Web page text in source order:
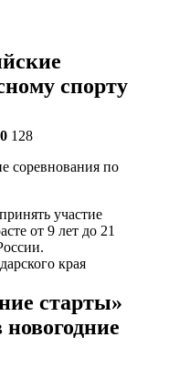
спорту
128
участие
от 9 лет до 21
края
старты»
новогодние